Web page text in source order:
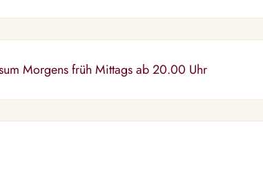
Morgens früh Mittags ab 20.00 Uhr